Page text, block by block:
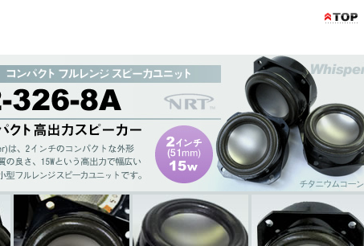
スピーカー
、2インチのコンパクトな外形ながら、広い帯域と音質の良さ、15Wという高出力で
る小型フルレンジスピーカユニットです。
ニウムコーン